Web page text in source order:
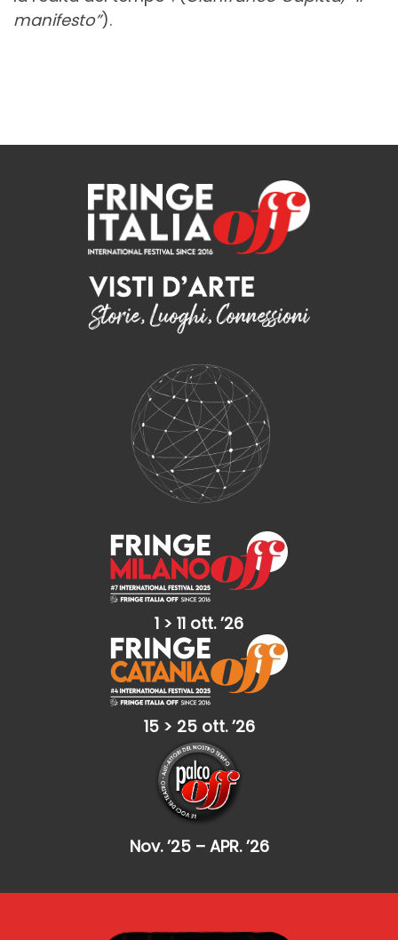
manifesto”).
1 > 11 ott. ’26
15 > 25 ott. ’26
Nov. ’25 – APR. ’26